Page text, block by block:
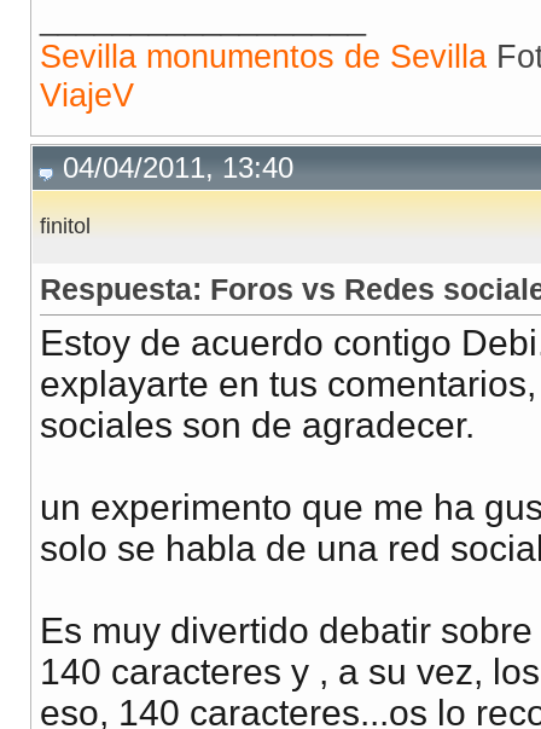
Sevilla monumentos de Sevilla
ViajeV
04/04/2011, 13:40
finitol
Respuesta: Foros vs Redes
Estoy de acuerdo contigo
explayarte en tus
sociales son de agradecer.
un experimento que me ha
solo se habla de una red
Es muy divertido debatir
140 caracteres y , a su vez,
eso, 140 caracteres...os lo